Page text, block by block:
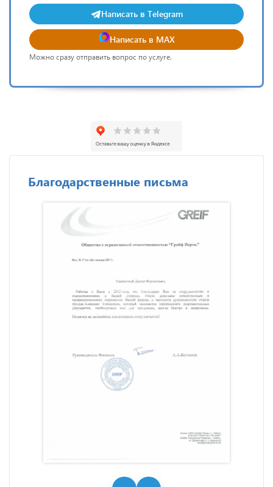
Написать в Telegram
Написать в MAX
Можно сразу отправить вопрос по услуге.
Благодарственные письма